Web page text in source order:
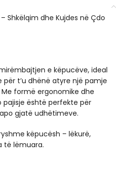
Shkëlqim dhe Kujdes në Çdo
e këpucëve, ideal
t’u dhënë atyre një pamje
formë ergonomike dhe
është perfekte për
gjatë udhëtimeve.
këpucësh – lëkurë,
të lëmuara.